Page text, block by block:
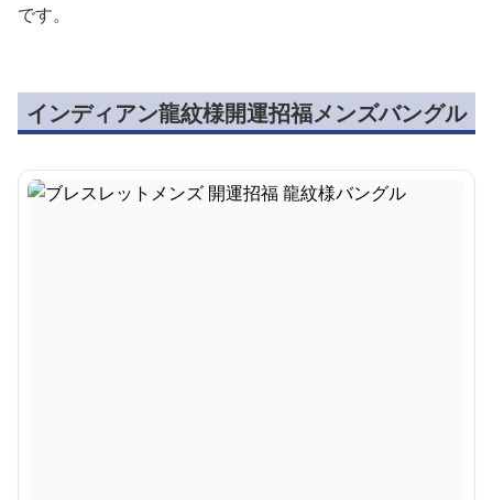
です。
インディアン龍紋様開運招福メンズバングル